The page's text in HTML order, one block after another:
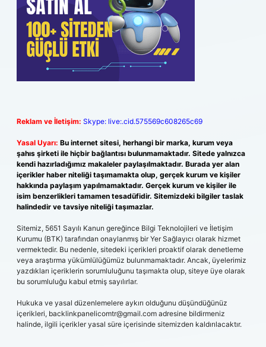
Reklam ve İletişim: Skype: live:.cid.575569c608265c69
Yasal Uyarı: Bu internet sitesi, herhangi bir marka, kurum veya
şahıs şirketi ile hiçbir bağlantısı bulunmamaktadır. Sitede yalnızca
kendi hazırladığımız makaleler paylaşılmaktadır. Burada yer alan
içerikler haber niteliği taşımamakta olup, gerçek kurum ve kişiler
hakkında paylaşım yapılmamaktadır. Gerçek kurum ve kişiler ile
isim benzerlikleri tamamen tesadüfidir. Sitemizdeki bilgiler taslak
halindedir ve tavsiye niteliği taşımazlar.
Sitemiz, 5651 Sayılı Kanun gereğince Bilgi Teknolojileri ve İletişim
Kurumu (BTK) tarafından onaylanmış bir Yer Sağlayıcı olarak hizmet
vermektedir. Bu nedenle, sitedeki içerikleri proaktif olarak denetleme
veya araştırma yükümlülüğümüz bulunmamaktadır. Ancak, üyelerimiz
yazdıkları içeriklerin sorumluluğunu taşımakta olup, siteye üye olarak
bu sorumluluğu kabul etmiş sayılırlar.
Hukuka ve yasal düzenlemelere aykırı olduğunu düşündüğünüz
içerikleri, backlinkpanelicomtr@gmail.com adresine bildirmeniz
halinde, ilgili içerikler yasal süre içerisinde sitemizden kaldırılacaktır.